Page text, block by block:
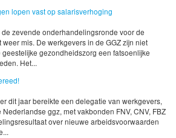
lopen vast op salarisverhoging
zevende onderhandelingsronde voor de
mis. De werkgevers in de GGZ zijn niet
gezondheidszorg een fatsoenlijke
Het...
dit jaar bereikte een delegatie van werkgevers,
ggz, met vakbonden FNV, CNV, FBZ
over nieuwe arbeidsvoorwaarden